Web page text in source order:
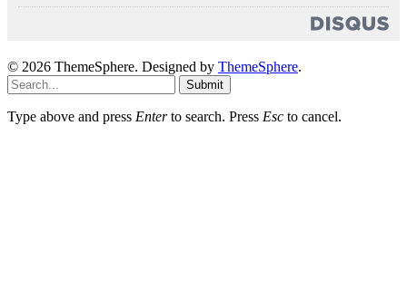
© 2026 ThemeSphere. Designed by ThemeSphere.
Submit
Type above and press Enterto search. Press Esc to cancel.